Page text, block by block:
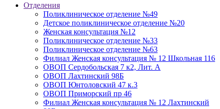
Отделения
Поликлиническое отделение №49
Детское поликлиническое отделение №20
Женская консультация №12
Поликлиническое отделение №33
Поликлиническое отделение №63
Филиал Женская консультация № 12 Школьная 116
ОВОП Сердобольская 7 к2, Лит. А
ОВОП Лахтинский 98Б
ОВОП Юнтоловский 47 к.3
ОВОП Приморский пр 46
Филиал Женская консультация № 12 Лахтинский